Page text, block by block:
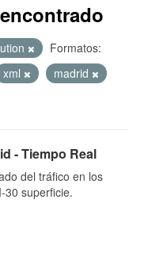
Formatos:
xml
madrid
- Tiempo Real
del tráfico en los
30 superficie.